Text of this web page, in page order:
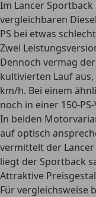
Im Lancer
vergleichbaren
PS bei etwas
Zwei
Dennoch vermag
kultivierten Lauf
km/h. Bei einem
noch in einer 150-
In beiden
auf optisch
vermittelt der
liegt der Sportback
Attraktive
Für vergleichsweise